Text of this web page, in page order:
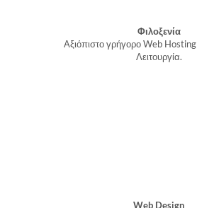
Φιλοξενία
Αξιόπιστο γρήγορο Web
Λειτουργία.
Web Design